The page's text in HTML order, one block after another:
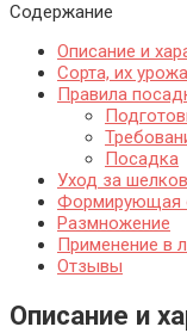
Содержание
Описание и
Сорта, их
Правила
Посадка
Уход за
Формирующая
Размножение
Применение в
Отзывы
Описание и